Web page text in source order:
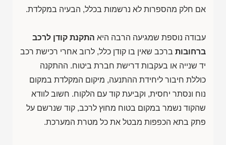
אם חלק מהספרות לא נרשמות בכלל, הבעיה במקלדת.
עבודה נוספת שמגיעה הרבה היא התקנת קודן לרכב
ברחובות ברכב שאין בו קודן כלל, לרוב אחרי רכישת רכב
יד שנייה או בעקבות דרישת חברת ביטוח. ההתקנה
כוללת חיבור ליחידת ההתנעה, מיקום המקלדת במקום
נוח ונסתר יחסית, וקביעת קוד עם הלקוח. חשוב לוודא
שהקוד נשמר במקום בטוח מחוץ לרכב, קוד שנרשם על
פתק בתא הכפפות מבטל את כל מטרת המערכת.